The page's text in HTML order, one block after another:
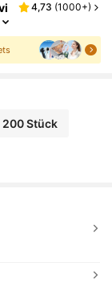
4,73 (1000+)
200 Stück